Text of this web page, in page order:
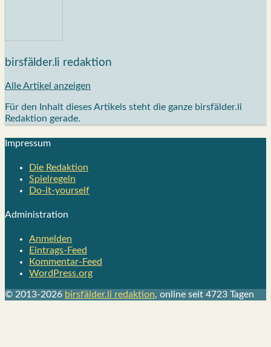
birsfälder.li redaktion
Alle Artikel anzeigen
Für den Inhalt dieses Artikels steht die ganze birsfälder.li
Redaktion gerade.
Impres­sum
Die Redak­ti­on
Spiel­re­geln
Do-it-your­s­elf
Admi­nis­tra­ti­on
Anmelden
Eintrags-Feed
Kommentar-Feed
WordPress.org
© 2013-2026 birsfälder.li redaktion, online seit 4723 Tagen